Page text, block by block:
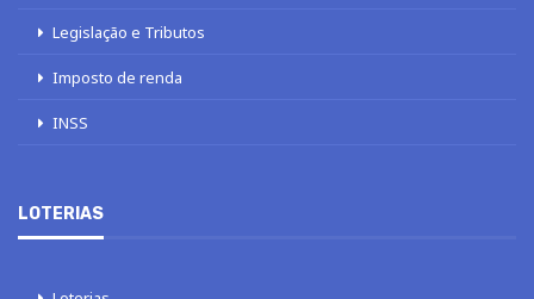
Legislação e Tributos
Imposto de renda
INSS
LOTERIAS